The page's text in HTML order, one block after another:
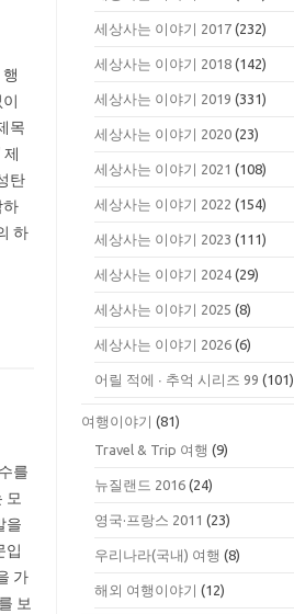
목
탄
하
하
를
모
을
입
가
보
세상사는 이야기 2017 (232)
세상사는 이야기 2018 (142)
세상사는 이야기 2019 (331)
세상사는 이야기 2020 (23)
세상사는 이야기 2021 (108)
세상사는 이야기 2022 (154)
세상사는 이야기 2023 (111)
세상사는 이야기 2024 (29)
세상사는 이야기 2025 (8)
세상사는 이야기 2026 (6)
어릴 적에 ∙ 추억 시리즈 99 (101)
여행이야기 (81)
Travel & Trip 여행 (9)
뉴질랜드 2016 (24)
영국·프랑스 2011 (23)
우리나라(국내) 여행 (8)
해외 여행이야기 (12)